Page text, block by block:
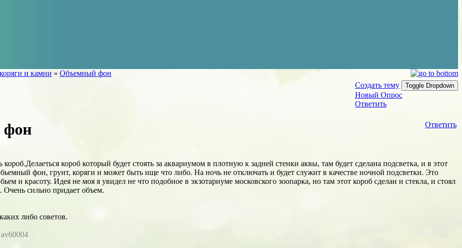
и камни » Объемный фон
Создать тему
Toggle Dropdown
Новый Опрос
Ответить
Ответить
короб.Делаеться короб который будет стоять за аквариумом в плотную к задней стенки аквы, там будет сделана подсветка, и в этот
фон, грунт, коряги и может быть ище что либо. На ночь не отключать и будет служит в качестве ночной подсветки. Это
и красоту. Идея не моя я увидел не что подобное в экзотариуме московского зоопарка, но там этот короб сделан и стекла, и стоял
Очень сильно придает объем.
либо советов.